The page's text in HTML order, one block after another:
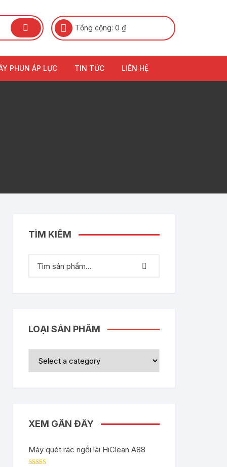
Tổng cộng: 0 ₫
PHUN ÁP LỰC TIN TỨC LIÊN HỆ
TÌM KIẾM
LOẠI SẢN PHẨM
XEM GẦN ĐÂY
Máy quét rác ngồi lái HiClean A88